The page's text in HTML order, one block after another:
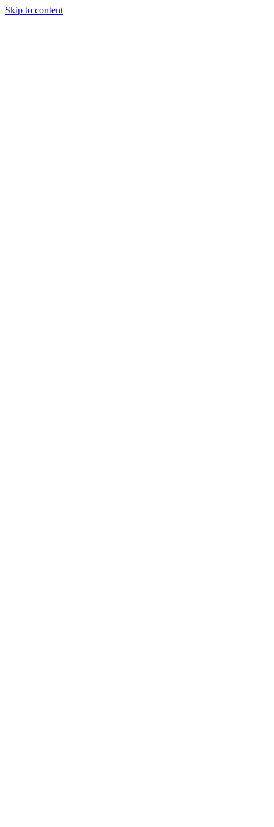
Skip to content